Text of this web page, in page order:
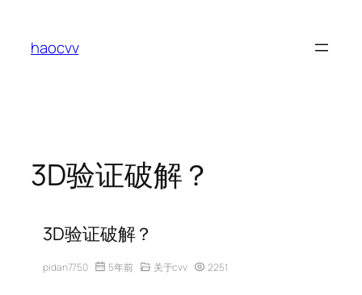
haocvv
3D验证破解？
3D验证破解？
pidan7750 5年前 关于cvv 2251